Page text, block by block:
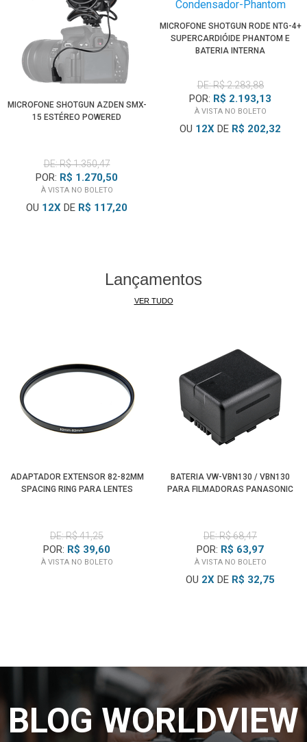
MICROFONE SHOTGUN AZDEN SMX-
15 ESTÉREO POWERED
DE: R$ 1.350,47
POR: R$ 1.270,50
À VISTA NO BOLETO
OU 12X DE R$ 117,20
MICROFONE SHOTGUN RODE NTG-4+
SUPERCARDIÓIDE PHANTOM E
BATERIA INTERNA
DE: R$ 2.283,88
POR: R$ 2.193,13
À VISTA NO BOLETO
OU 12X DE R$ 202,32
Lançamentos
VER TUDO
ADAPTADOR EXTENSOR 82-82MM
SPACING RING PARA LENTES
DE: R$ 41,25
POR: R$ 39,60
À VISTA NO BOLETO
BATERIA VW-VBN130 / VBN130
PARA FILMADORAS PANASONIC
DE: R$ 68,47
POR: R$ 63,97
À VISTA NO BOLETO
OU 2X DE R$ 32,75
BLOG WORLDVIEW